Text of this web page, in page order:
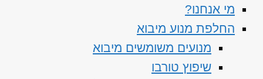
מי אנחנו?
החלפת מנוע מיבוא
מנועים משומשים מיבוא
שיפוץ טורבו